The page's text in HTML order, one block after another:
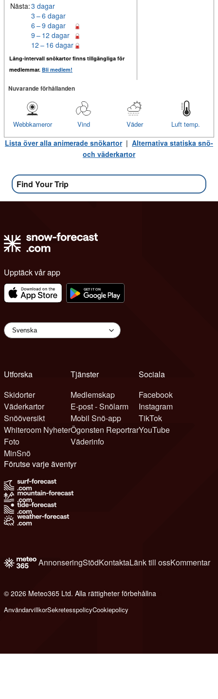
Nästa:3 dagar
3 – 6 dagar
6 – 9 dagar
9 – 12 dagar
12 – 16 dagar
Lång-intervall snökartor finns tillgängliga för
medlemmar. Bli medlem!
Nuvarande förhållanden
Luft temp.
Väder
Vind
Webbkameror
Lista över alla animerade snökartor| Alternativa statiska snö-
och väderkartor
Find Your Trip
Upptäck vår app
Utforska
Skidorter
Väderkartor
Snööversikt
Whiteroom Nyheter
Foto
MinSnö
Tjänster
Medlemskap
E-post - Snölarm
Mobil Snö-app
Ögonsten Reportrar
Väderinfo
Sociala
Facebook
Instagram
TikTok
YouTube
Förutse varje äventyr
AnnonseringStödKontaktaLänk till ossKommentar
© 2026 Meteo365 Ltd. Alla rättigheter förbehållna
AnvändarvillkorSekretesspolicyCookiepolicy